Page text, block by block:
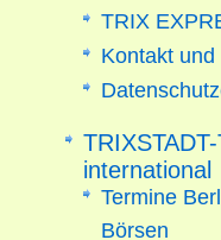
TRIX
Kontakt
international
Termine
Börsen